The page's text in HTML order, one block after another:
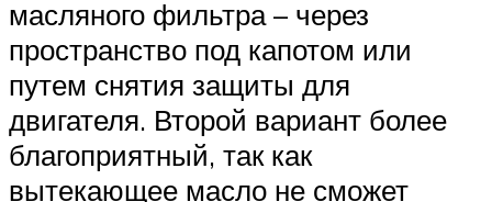
масляного фильтра – через
пространство под капотом или
путем снятия защиты для
двигателя. Второй вариант более
благоприятный, так как
вытекающее масло не сможет